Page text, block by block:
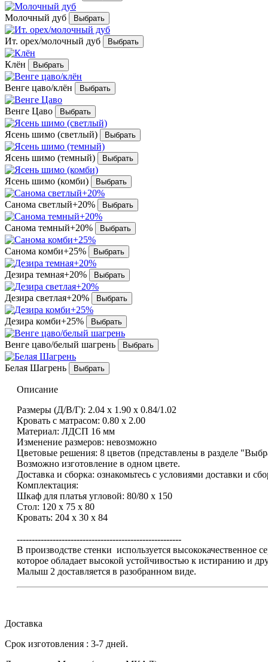
Молочный дуб
Ит. орех/молочный дуб
Клён
Венге цаво/клён
Венге Цаво
Ясень шимо (светлый)
Ясень шимо (темный)
Ясень шимо (комби)
Санома светлый+20%
Санома темный+20%
Санома комби+25%
Дезира темная+20%
Дезира светлая+20%
Дезира комби+25%
Венге цаво/белый шагрень
Белая Шагрень
Описание
Размеры (Д/В/Г): 2.04 х 1.90 х 0.84/1.02
Кровать с матрасом: 0.80 х 2.00
Материал: ЛДСП 16 мм
Изменение размеров: невозможно
Цветовые решения: 8 цветов (представлены в разделе
Возможно изготовление в одном цвете.
Доставка и сборка: ознакомьтесь с условиями доставки и
Комплектация:
Шкаф для платья угловой: 80/80 х 150
Стол: 120 х 75 х 80
Кровать: 204 х 30 х 84
-------------------------------------------------------
В производстве стенки используется
которое обладает высокой устойчивостью к истиранию и
Малыш 2 доставляется в разобранном виде.
Доставка
Срок изготовления : 3-7 дней.